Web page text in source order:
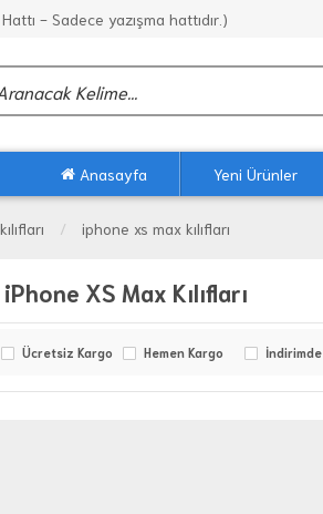
- Sadece yazışma hattıdır.)
Anasayfa Yeni Ürünler
iphone xs max kılıfları
iPhone XS Max Kılıfları
Ücretsiz Kargo Hemen Kargo İndirimde